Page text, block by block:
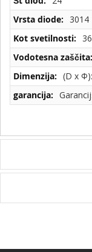
3014
(D x